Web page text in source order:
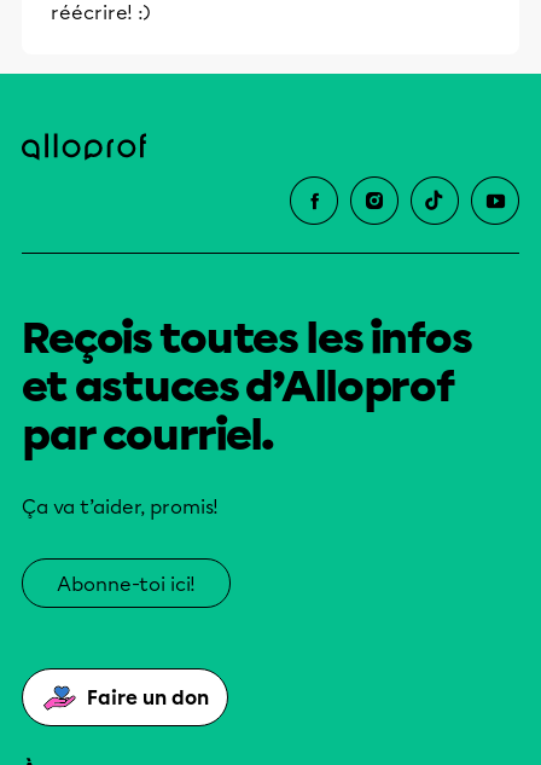
réécrire! :)
Reçois toutes les infos
et astuces d’Alloprof
par courriel.
Ça va t’aider, promis!
Abonne-toi ici!
Faire un don